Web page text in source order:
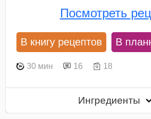
Посмотреть
В книгу рецептов В
30 мин 16 18
Ингредиенты